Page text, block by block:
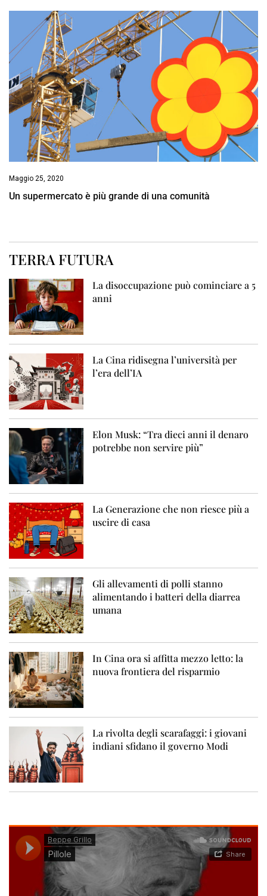
Maggio 25, 2020
Un supermercato è più grande di una comunità
TERRA FUTURA
La disoccupazione può cominciare a 5
anni
La Cina ridisegna l’università per
l’era dell’IA
Elon Musk: “Tra dieci anni il denaro
potrebbe non servire più”
La Generazione che non riesce più a
uscire di casa
Gli allevamenti di polli stanno
alimentando i batteri della diarrea
umana
In Cina ora si affitta mezzo letto: la
nuova frontiera del risparmio
La rivolta degli scarafaggi: i giovani
indiani sfidano il governo Modi